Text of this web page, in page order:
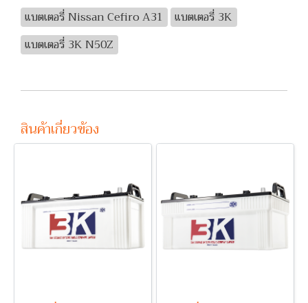
แบตเตอรี่ Nissan Cefiro A31
แบตเตอรี่ 3K
แบตเตอรี่ 3K N50Z
สินค้าเกี่ยวข้อง